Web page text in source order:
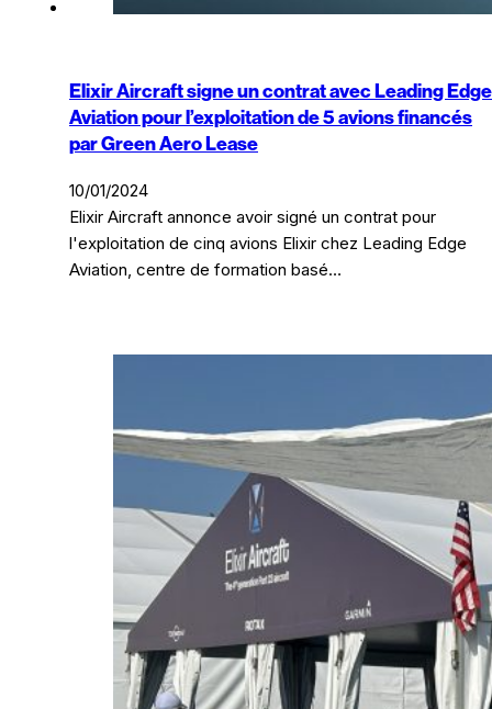
Elixir Aircraft signe un contrat avec Leading Edge
Aviation pour l’exploitation de 5 avions financés
par Green Aero Lease
10/01/2024
Elixir Aircraft annonce avoir signé un contrat pour
l'exploitation de cinq avions Elixir chez Leading Edge
Aviation, centre de formation basé…